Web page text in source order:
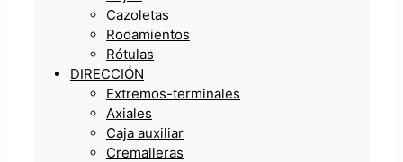
Cazoletas
Rodamientos
Rótulas
DIRECCIÓN
Extremos-terminales
Axiales
Caja auxiliar
Cremalleras